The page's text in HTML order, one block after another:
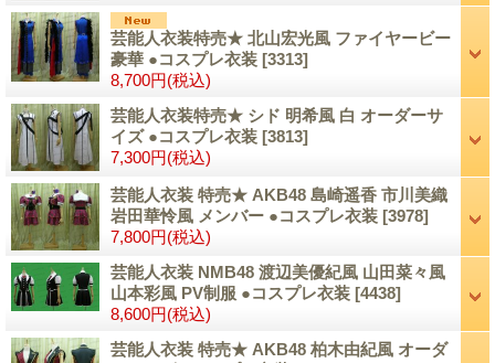
芸能人衣装特売★ 北山宏光風 ファイヤービー
豪華 ●コスプレ衣装 [3313]
8,700円(税込)
芸能人衣装特売★ シド 明希風 白 オーダーサ
イズ ●コスプレ衣装 [3813]
7,300円(税込)
芸能人衣装 特売★ AKB48 島崎遥香 市川美織
岩田華怜風 メンバー ●コスプレ衣装 [3978]
7,800円(税込)
芸能人衣装 NMB48 渡辺美優紀風 山田菜々風
山本彩風 PV制服 ●コスプレ衣装 [4438]
8,600円(税込)
芸能人衣装 特売★ AKB48 柏木由紀風 オーダ